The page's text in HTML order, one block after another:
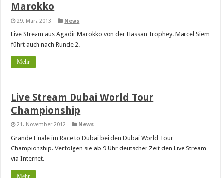
Marokko
29. März 2013 News
Live Stream aus Agadir Marokko von der Hassan Trophey. Marcel Siem
führt auch nach Runde 2.
Mehr
Live Stream Dubai World Tour
Championship
21. November 2012 News
Grande Finale im Race to Dubai bei den Dubai World Tour
Championship. Verfolgen sie ab 9 Uhr deutscher Zeit den Live Stream
via Internet.
Mehr